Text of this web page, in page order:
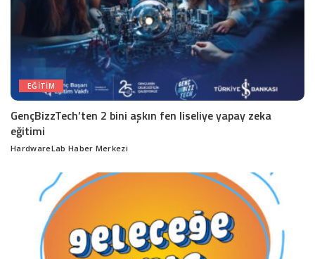
EĞITIM
GençBizzTech’ten 2 bini aşkın fen liseliye yapay zeka
eğitimi
Posted
HardwareLab Haber Merkezi